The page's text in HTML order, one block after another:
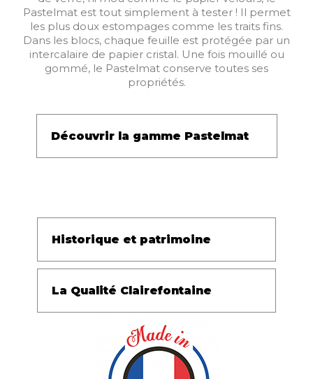
Pastelmat est tout simplement à tester ! Il permet
les plus doux estompages comme les traits fins.
Dans les blocs, chaque feuille est protégée par un
intercalaire de papier cristal. Une fois mouillé ou
gommé, le Pastelmat conserve toutes ses
propriétés.
Découvrir la gamme Pastelmat
Historique et patrimoine
La Qualité Clairefontaine